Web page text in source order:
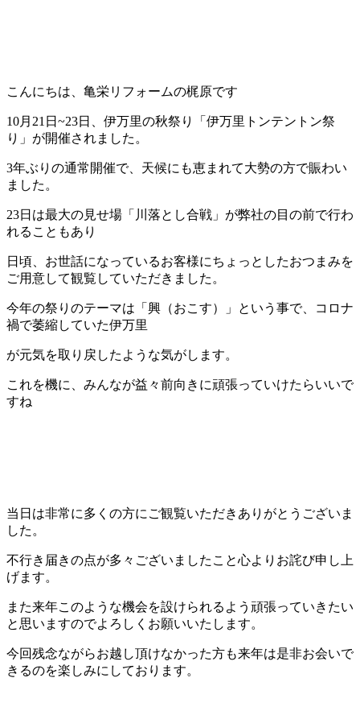
こんにちは、亀栄リフォームの梶原です
10月21日~23日、伊万里の秋祭り「伊万里トンテントン祭
り」が開催されました。
3年ぶりの通常開催で、天候にも恵まれて大勢の方で賑わい
ました。
23日は最大の見せ場「川落とし合戦」が弊社の目の前で行わ
れることもあり
日頃、お世話になっているお客様にちょっとしたおつまみを
ご用意して観覧していただきました。
今年の祭りのテーマは「興（おこす）」という事で、コロナ
禍で萎縮していた伊万里
が元気を取り戻したような気がします。
これを機に、みんなが益々前向きに頑張っていけたらいいで
すね
当日は非常に多くの方にご観覧いただきありがとうございま
した。
不行き届きの点が多々ございましたこと心よりお詫び申し上
げます。
また来年このような機会を設けられるよう頑張っていきたい
と思いますのでよろしくお願いいたします。
今回残念ながらお越し頂けなかった方も来年は是非お会いで
きるのを楽しみにしております。